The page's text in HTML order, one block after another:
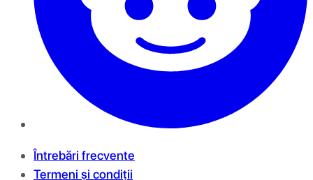
Întrebări frecvente
Termeni și condiții